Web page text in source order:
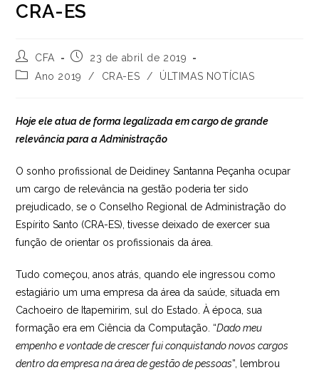
CRA-ES
Autor
do
post:
CFA
Post23 de abril de 2019
Categoria
Ano 2019 / CRA-ES / ÚLTIMAS NOTÍCIAS
Hoje ele atua de forma legalizada em cargo de grande
relevância para a Administração
O sonho profissional de Deidiney Santanna Peçanha ocupar
um cargo de relevância na gestão poderia ter sido
prejudicado, se o Conselho Regional de Administração do
Espírito Santo (CRA-ES), tivesse deixado de exercer sua
função de orientar os profissionais da área.
Tudo começou, anos atrás, quando ele ingressou como
estagiário um uma empresa da área da saúde, situada em
Cachoeiro de Itapemirim, sul do Estado. À época, sua
formação era em Ciência da Computação. “Dado meu
empenho e vontade de crescer fui conquistando novos cargos
dentro da empresa na área de gestão de pessoas”, lembrou